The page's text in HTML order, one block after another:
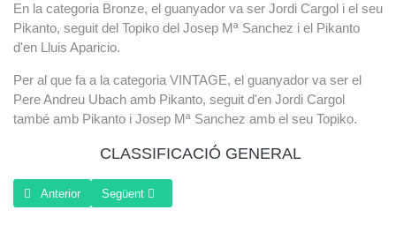
En la categoria Bronze, el guanyador va ser Jordi Cargol i el seu
Pikanto, seguit del Topiko del Josep Mª Sanchez i el Pikanto
d'en Lluis Aparicio.
Per al que fa a la categoria VINTAGE, el guanyador va ser el
Pere Andreu Ubach amb Pikanto, seguit d'en Jordi Cargol
també amb Pikanto i Josep Mª Sanchez amb el seu Topiko.
CLASSIFICACIÓ GENERAL
Article anterior: IV Trofeu Tardor
Anterior Article següent: IV T. Falconera Memorial XAVI H.
Següent